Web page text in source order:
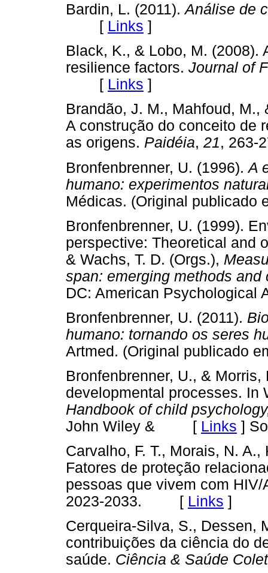
Bardin, L. (2011).Análise de
[ Links ]
Black, K., & Lobo, M. (2008).
resilience factors. Journal of
[ Links ]
Brandão, J. M., Mahfoud, M.,
A construção do conceito de
as origens. Paidéia, 21,
Bronfenbrenner, U. (1996).A
humano: experimentos
Médicas. (Original
Bronfenbrenner, U. (1999).
perspective: Theoretical and
& Wachs, T. D. (Orgs.),
span: emerging methods and
DC: American
Bronfenbrenner, U. (2011).
humano: tornando os seres
Artmed. (Original
Bronfenbrenner, U., &
developmental processes. In
Handbook of child
John Wiley & [ Links ]
Carvalho, F. T., Morais, N.
Fatores de proteção
pessoas que vivem com
2023-2033. [ Links ]
Cerqueira-Silva, S., Dessen,
contribuições da ciência do
saúde. Ciência & Saúde